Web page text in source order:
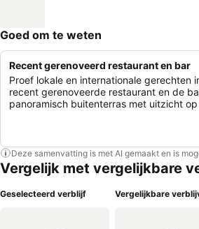
Goed om te weten
Recent gerenoveerd restaurant en bar
Proef lokale en internationale gerechten
recent gerenoveerde restaurant en de
panoramisch buitenterras met uitzicht
Deze samenvatting is met AI gemaakt en is
Vergelijk met vergelijkbare
Geselecteerd verblijf Vergelijkbare